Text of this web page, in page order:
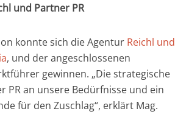
und Partner PR
konnte sich die Agentur Reichl und
, und der angeschlossenen
gewinnen. „Die strategische
PR an unsere Bedürfnisse und ein
für den Zuschlag“, erklärt Mag.